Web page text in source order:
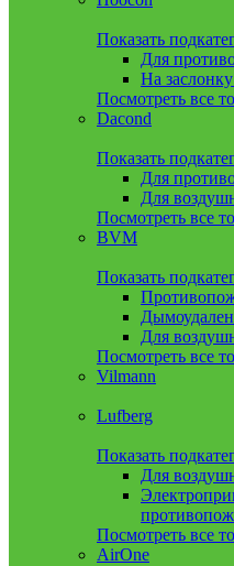
Показать
Для
На
Посмотреть все
Dacond
Показать
Для
Для
Посмотреть все
BVM
Показать
Для
Посмотреть все
Vilmann
Lufberg
Показать
Для
Посмотреть все
AirOne